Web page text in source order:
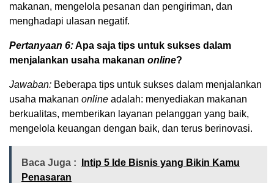
makanan, mengelola pesanan dan pengiriman, dan
menghadapi ulasan negatif.
Pertanyaan 6:Apa saja tips untuk sukses dalam
menjalankan usaha makanan online?
Jawaban: Beberapa tips untuk sukses dalam menjalankan
usaha makanan online adalah: menyediakan makanan
berkualitas, memberikan layanan pelanggan yang baik,
mengelola keuangan dengan baik, dan terus berinovasi.
Baca Juga :
Intip 5 Ide Bisnis yang Bikin Kamu
Penasaran